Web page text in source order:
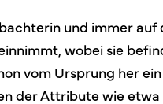
und immer
wobei sie
vom Ursprung her
der Attribute wie